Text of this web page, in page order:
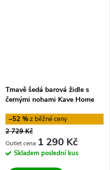
Tmavě šedá barová židle s
černými nohami Kave Home
–52 %
2 729 Kč
1 290 Kč
Skladem poslední kus